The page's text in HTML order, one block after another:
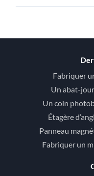
Fabriquer
Un abat-
Un coin
Étagère
Panneau
Fabriquer un